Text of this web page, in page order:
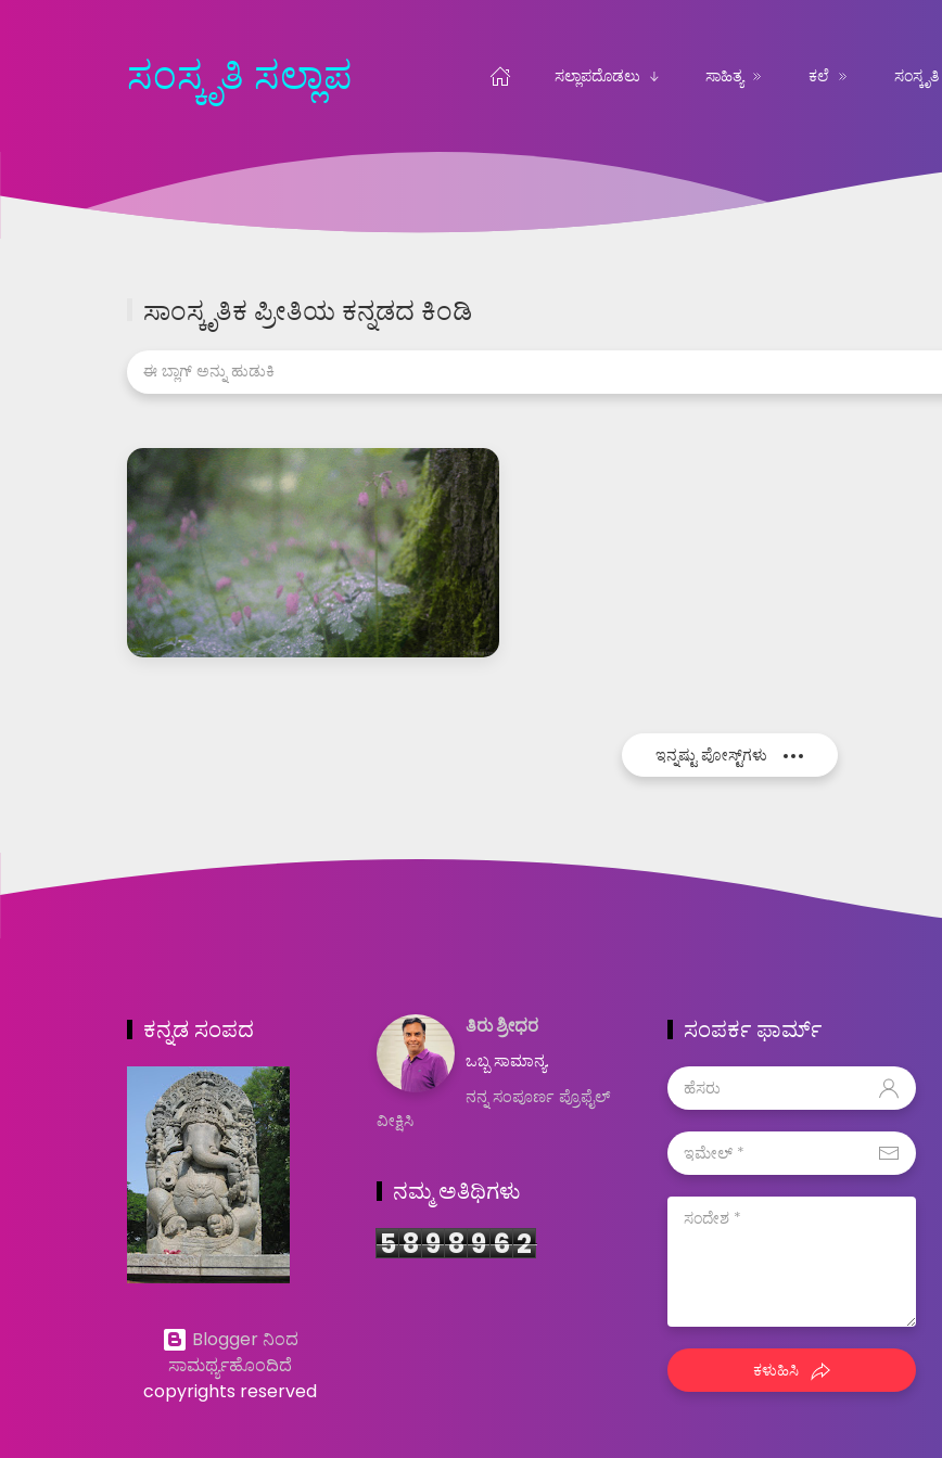
ಸಂಸ್ಕೃತಿ ಸಲ್ಲಾಪ ಸಲ್ಲಾಪದೊಡಲು ಸಾಹಿತ್ಯ ಕಲೆ ಸಂಸ್ಕೃತಿ
ಸಾಂಸ್ಕೃತಿಕ ಪ್ರೀತಿಯ ಕನ್ನಡದ ಕಿಂಡಿ
ಇನ್ನಷ್ಟು ಪೋಸ್ಟ್‌ಗಳು
ಕನ್ನಡ ಸಂಪದ
Blogger ನಿಂದ
ಸಾಮರ್ಥ್ಯಹೊಂದಿದೆ
copyrights reserved
ತಿರು ಶ್ರೀಧರ
ಒಬ್ಬ ಸಾಮಾನ್ಯ.
ನನ್ನ ಸಂಪೂರ್ಣ ಪ್ರೊಫೈಲ್
ವೀಕ್ಷಿಸಿ
ನಮ್ಮ ಅತಿಥಿಗಳು
5898962
ಸಂಪರ್ಕ ಫಾರ್ಮ್
ಕಳುಹಿಸಿ